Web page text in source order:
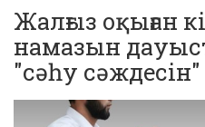
Жалғыз оқыған
намазын
"сәһу